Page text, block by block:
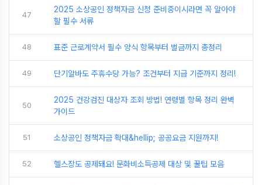
47
2025 소상공인 정책자금 신청 준비중이시라면 꼭 알아야
할 필수 서류
48 표준 근로계약서 필수 양식 항목부터 벌금까지 총정리
49 단기알바도 주휴수당 가능? 조건부터 지급 기준까지 정리!
50
2025 건강검진 대상자 조회 방법! 연령별 항목 정리 완벽
가이드
51 소상공인 정책자금 확대&hellip; 공공요금 지원까지!
52 헬스장도 공제돼요! 문화비소득공제 대상 및 꿀팁 모음